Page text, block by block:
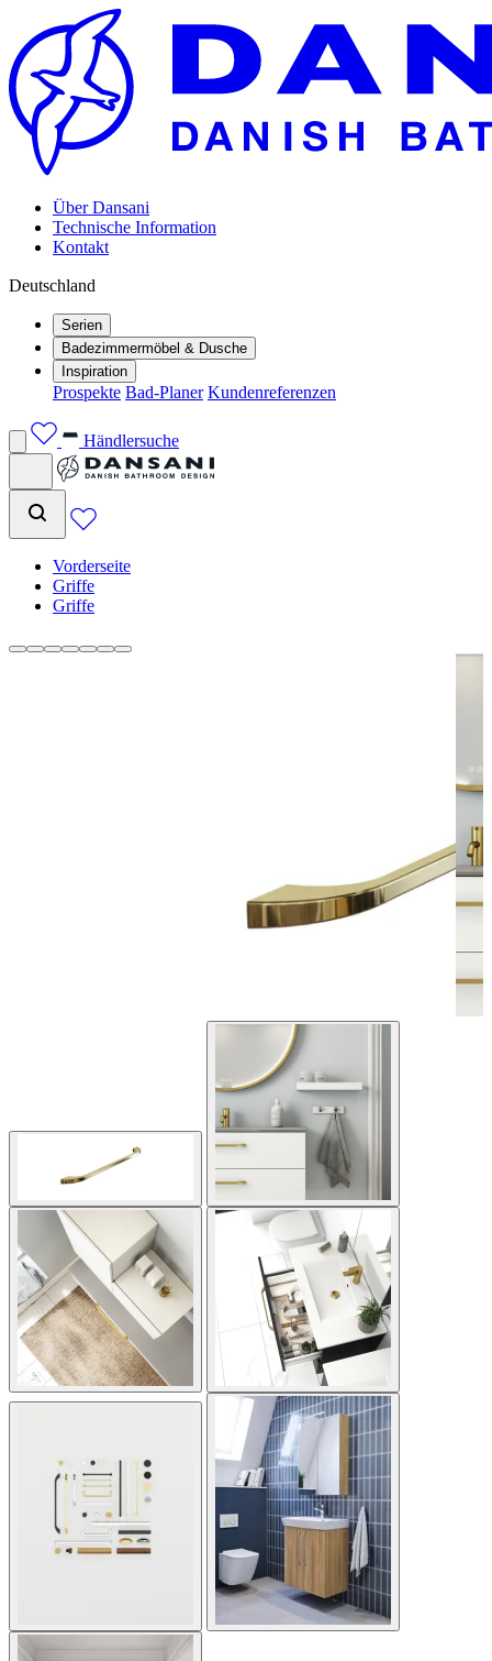
Über Dansani
Technische Information
Kontakt
Deutschland
Serien
Badezimmermöbel & Dusche
Inspiration
Prospekte Bad-Planer Kundenreferenzen
Händlersuche
Vorderseite
Griffe
Griffe